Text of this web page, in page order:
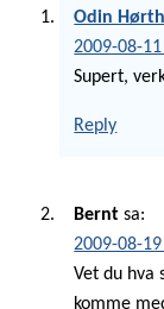
Odin
2009-08-
Supert,
Reply
Bernt sa:
2009-08-
Vet du hva
komme